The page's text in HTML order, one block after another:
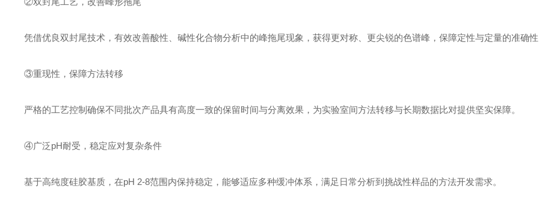
凭借优良双封尾技术，有效改善酸性、碱性化合物分析中的峰拖尾现象，获得更对称、更尖锐的色谱峰，保障定性与定量的准确
③重现性，保障方法转移
严格的工艺控制确保不同批次产品具有高度一致的保留时间与分离效果，为实验室间方法转移与长期数据比对提供坚实保障。
④广泛pH耐受，稳定应对复杂条件
基于高纯度硅胶基质，在pH 2-8范围内保持稳定，能够适应多种缓冲体系，满足日常分析到挑战性样品的方法开发需求。